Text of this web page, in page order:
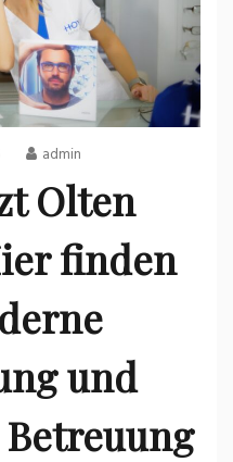
admin
Olten
finden
und